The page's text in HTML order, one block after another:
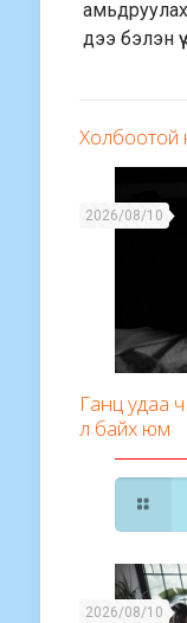
дээ бэлэн үү
Холбоотой
2026/08/10
Ганц удаа
л байх юм
2026/08/10